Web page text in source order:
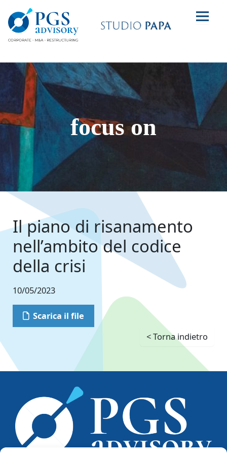
focus on
Il piano di risanamento
nell’ambito del codice
della crisi
10/05/2023
Scarica il file
< Torna indietro